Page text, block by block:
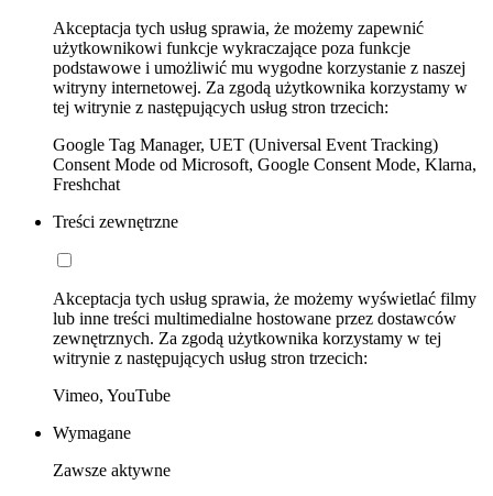
Akceptacja tych usług sprawia, że możemy zapewnić
użytkownikowi funkcje wykraczające poza funkcje
podstawowe i umożliwić mu wygodne korzystanie z naszej
witryny internetowej. Za zgodą użytkownika korzystamy w
tej witrynie z następujących usług stron trzecich:
Google Tag Manager, UET (Universal Event Tracking)
Consent Mode od Microsoft, Google Consent Mode, Klarna,
Freshchat
Treści zewnętrzne
Akceptacja tych usług sprawia, że możemy wyświetlać filmy
lub inne treści multimedialne hostowane przez dostawców
zewnętrznych. Za zgodą użytkownika korzystamy w tej
witrynie z następujących usług stron trzecich:
Vimeo, YouTube
Wymagane
Zawsze aktywne